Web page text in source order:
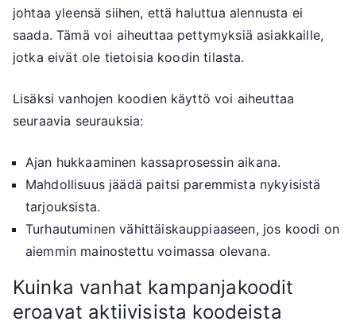
johtaa yleensä siihen, että haluttua alennusta ei
saada. Tämä voi aiheuttaa pettymyksiä asiakkaille,
jotka eivät ole tietoisia koodin tilasta.
Lisäksi vanhojen koodien käyttö voi aiheuttaa
seuraavia seurauksia:
Ajan hukkaaminen kassaprosessin aikana.
Mahdollisuus jäädä paitsi paremmista nykyisistä
tarjouksista.
Turhautuminen vähittäiskauppiaaseen, jos koodi on
aiemmin mainostettu voimassa olevana.
Kuinka vanhat kampanjakoodit
eroavat aktiivisista koodeista